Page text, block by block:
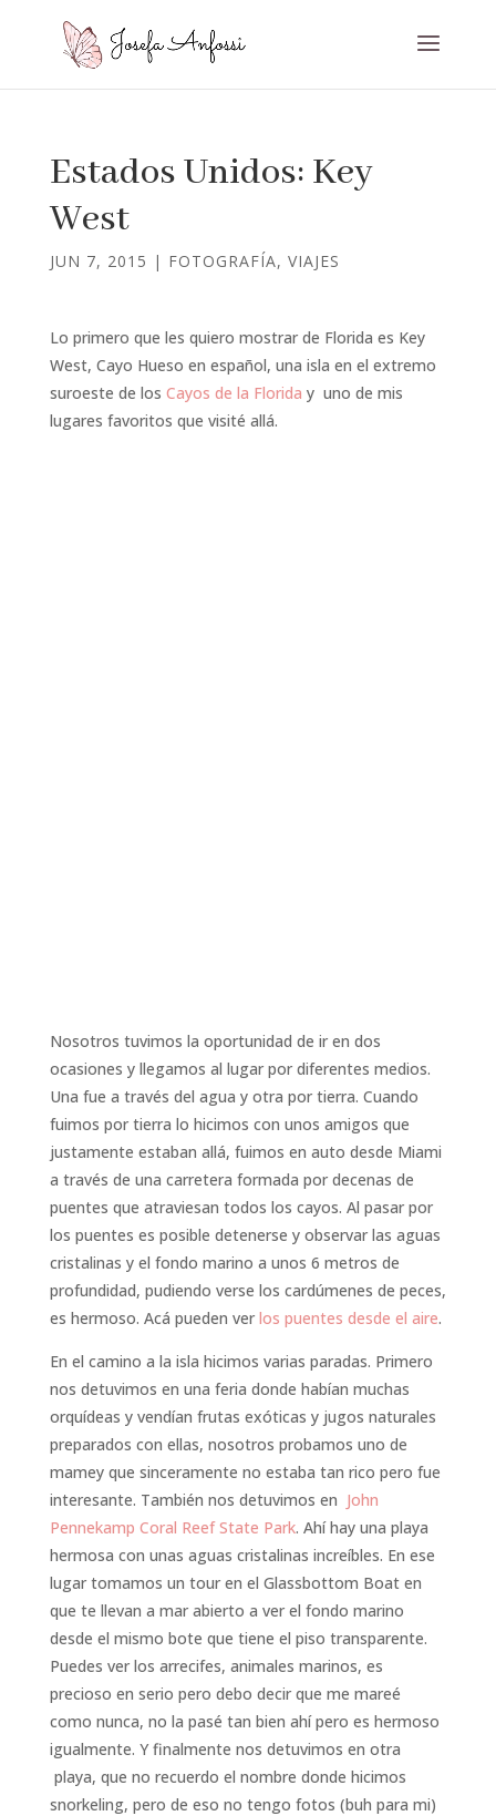
Estados Unidos: Key
West
JUN 7, 2015 | FOTOGRAFÍA, VIAJES
Lo primero que les quiero mostrar de Florida es Key
West, Cayo Hueso en español, una isla en el extremo
suroeste de los Cayos de la Florida y uno de mis
lugares favoritos que visité allá.
Nosotros tuvimos la oportunidad de ir en dos
ocasiones y llegamos al lugar por diferentes medios.
Una fue a través del agua y otra por tierra. Cuando
fuimos por tierra lo hicimos con unos amigos que
justamente estaban allá, fuimos en auto desde Miami
a través de una carretera formada por decenas de
puentes que atraviesan todos los cayos. Al pasar por
los puentes es posible detenerse y observar las aguas
cristalinas y el fondo marino a unos 6 metros de
profundidad, pudiendo verse los cardúmenes de peces,
es hermoso. Acá pueden ver los puentes desde el aire.
En el camino a la isla hicimos varias paradas. Primero
nos detuvimos en una feria donde habían muchas
orquídeas y vendían frutas exóticas y jugos naturales
preparados con ellas, nosotros probamos uno de
mamey que sinceramente no estaba tan rico pero fue
interesante. También nos detuvimos en John
Pennekamp Coral Reef State Park. Ahí hay una playa
hermosa con unas aguas cristalinas increíbles. En ese
lugar tomamos un tour en el Glassbottom Boat en
que te llevan a mar abierto a ver el fondo marino
desde el mismo bote que tiene el piso transparente.
Puedes ver los arrecifes, animales marinos, es
precioso en serio pero debo decir que me mareé
como nunca, no la pasé tan bien ahí pero es hermoso
igualmente. Y finalmente nos detuvimos en otra
playa, que no recuerdo el nombre donde hicimos
snorkeling, pero de eso no tengo fotos (buh para mi)